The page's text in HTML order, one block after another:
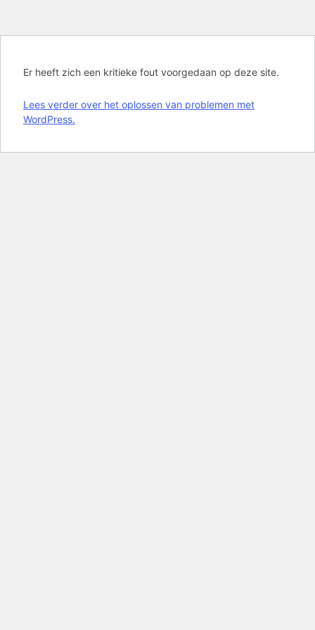
Er heeft zich een kritieke fout voorgedaan op deze site.
Lees verder over het oplossen van problemen met
WordPress.